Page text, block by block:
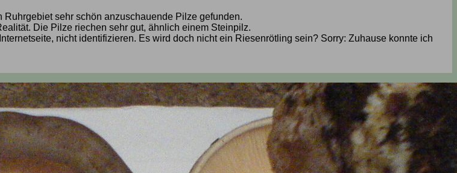
sehr schön anzuschauende Pilze gefunden.
Die Pilze riechen sehr gut, ähnlich einem Steinpilz.
nicht identifizieren. Es wird doch nicht ein Riesenrötling sein? Sorry: Zuhause konnte ich